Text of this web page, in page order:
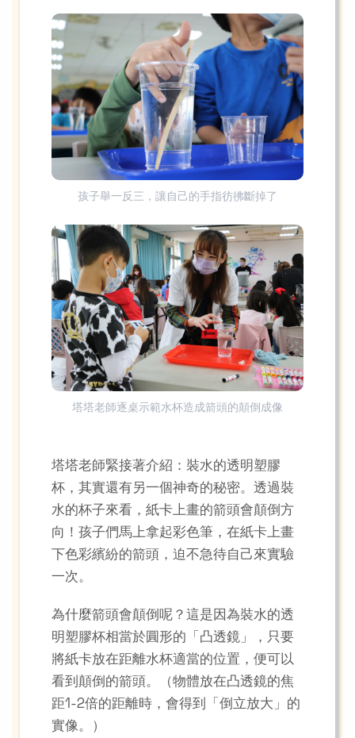
孩子舉一反三，讓自己的手指彷彿斷掉了
塔塔老師逐桌示範水杯造成箭頭的顛倒成像
塔塔老師緊接著介紹：裝水的透明塑膠
杯，其實還有另一個神奇的秘密。透過裝
水的杯子來看，紙卡上畫的箭頭會顛倒方
向！孩子們馬上拿起彩色筆，在紙卡上畫
下色彩繽紛的箭頭，迫不急待自己來實驗
一次。
為什麼箭頭會顛倒呢？這是因為裝水的透
明塑膠杯相當於圓形的「凸透鏡」，只要
將紙卡放在距離水杯適當的位置，便可以
看到顛倒的箭頭。（物體放在凸透鏡的焦
距1-2倍的距離時，會得到「倒立放大」的
實像。）